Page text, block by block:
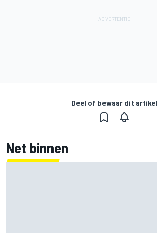
Deel of bewaar dit artikel
Net binnen